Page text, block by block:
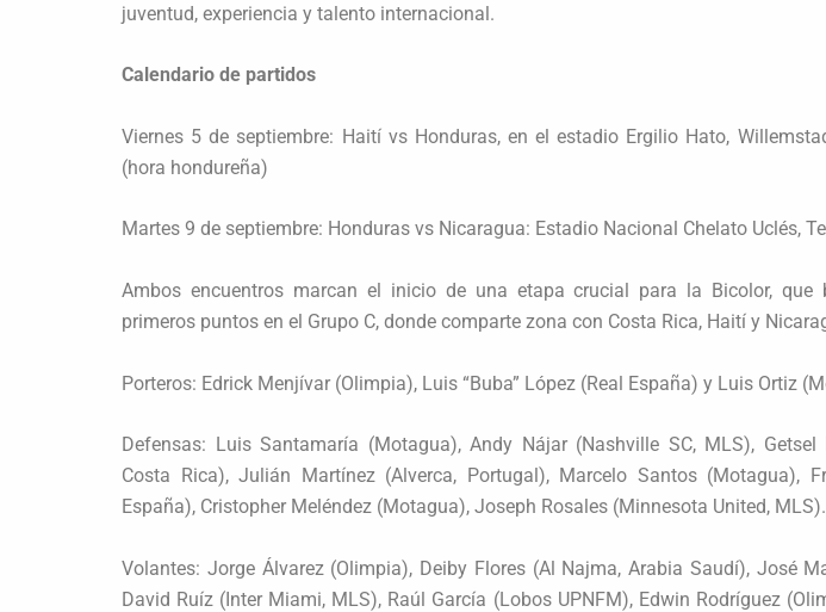
juventud, experiencia y talento internacional.
Calendario de partidos
Viernes 5 de septiembre: Haití vs Honduras, en el estadio Ergilio Hato,
(hora hondureña)
Martes 9 de septiembre: Honduras vs Nicaragua: Estadio Nacional Chelato Uclés,
Ambos encuentros marcan el inicio de una etapa crucial para la Bicolor, que
primeros puntos en el Grupo C, donde comparte zona con Costa Rica, Haití y
Porteros: Edrick Menjívar (Olimpia), Luis “Buba” López (Real España) y Luis Ortiz
Defensas: Luis Santamaría (Motagua), Andy Nájar (Nashville SC, MLS), Getsel
Costa Rica), Julián Martínez (Alverca, Portugal), Marcelo Santos (Motagua),
España), Cristopher Meléndez (Motagua), Joseph Rosales (Minnesota United, MLS).
Volantes: Jorge Álvarez (Olimpia), Deiby Flores (Al Najma, Arabia Saudí), José
David Ruíz (Inter Miami, MLS), Raúl García (Lobos UPNFM), Edwin Rodríguez